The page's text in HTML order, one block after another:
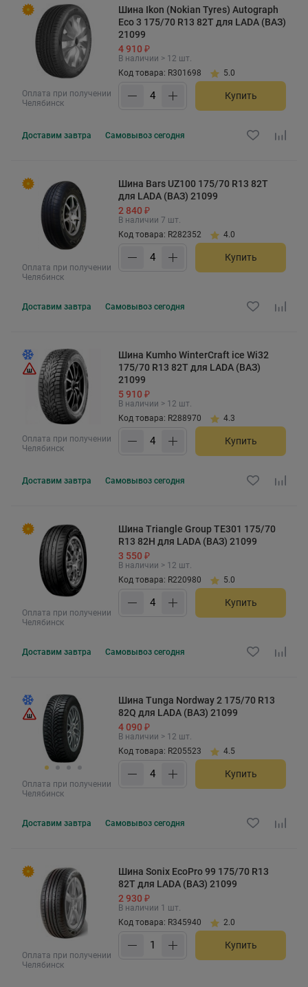
Оплата при получении
Челябинск
Шина Ikon (Nokian Tyres) Autograph
Eco 3 175/70 R13 82T для LADA (ВАЗ)
21099
4 910 ₽
В наличии > 12 шт.
Код товара: R301698
5.0
Купить
Доставим завтра Самовывоз сегодня
Оплата при получении
Челябинск
Шина Bars UZ100 175/70 R13 82T
для LADA (ВАЗ) 21099
2 840 ₽
В наличии 7 шт.
Код товара: R282352
4.0
Купить
Доставим завтра Самовывоз сегодня
Оплата при получении
Челябинск
Шина Kumho WinterCraft ice Wi32
175/70 R13 82T для LADA (ВАЗ)
21099
5 910 ₽
В наличии > 12 шт.
Код товара: R288970
4.3
Купить
Доставим завтра Самовывоз сегодня
Оплата при получении
Челябинск
Шина Triangle Group TE301 175/70
R13 82H для LADA (ВАЗ) 21099
3 550 ₽
В наличии > 12 шт.
Код товара: R220980
5.0
Купить
Доставим завтра Самовывоз сегодня
Оплата при получении
Челябинск
Шина Tunga Nordway 2 175/70 R13
82Q для LADA (ВАЗ) 21099
4 090 ₽
В наличии > 12 шт.
Код товара: R205523
4.5
Купить
Доставим завтра Самовывоз сегодня
Оплата при получении
Челябинск
Шина Sonix EcoPro 99 175/70 R13
82T для LADA (ВАЗ) 21099
2 930 ₽
В наличии 1 шт.
Код товара: R345940
2.0
Купить